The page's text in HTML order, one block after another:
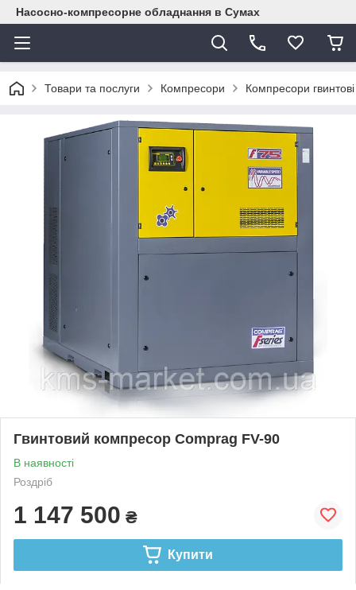
Насосно-компресорне обладнання в Сумах
Товари та послуги Компресори Компресори гвинтові
Гвинтовий компресор Comprag FV-90
В наявності
Роздріб
1 147 500 ₴
Купити